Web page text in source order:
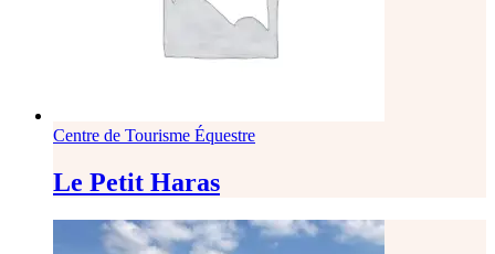
Centre de Tourisme Équestre
Le Petit Haras